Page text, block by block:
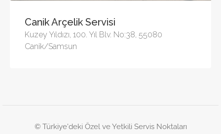
Canik Arçelik Servisi
Kuzey Yıldızı, 100. Yıl Blv. No:38, 55080
Canik/Samsun
© Türkiye'deki Özel ve Yetkili Servis Noktaları